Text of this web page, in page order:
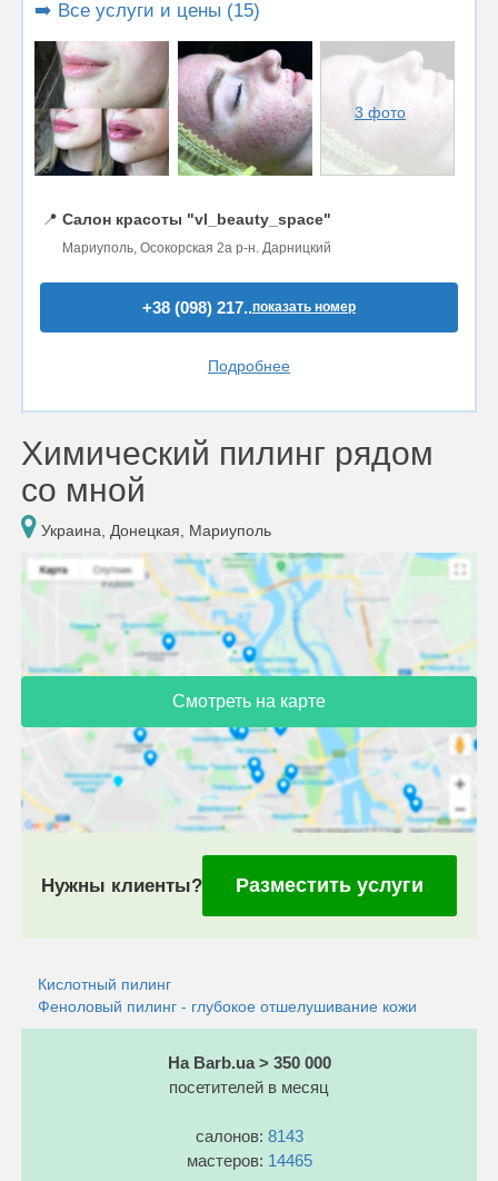
➡️ Все услуги и цены (15)
3 фото
📍 Салон красоты "vl_beauty_space"
Мариуполь, Осокорская 2а р-н. Дарницкий
+38 (098) 217..показать номер
Подробнее
Химический пилинг рядом
со мной
Украина, Донецкая, Мариуполь
Смотреть на карте
Нужны клиенты? Разместить услуги
Кислотный пилинг
Феноловый пилинг - глубокое отшелушивание кожи
На Barb.ua > 350 000
посетителей в месяц
салонов: 8143
мастеров: 14465